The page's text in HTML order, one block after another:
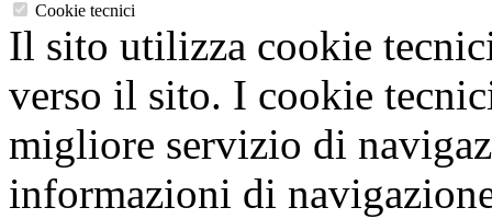
Cookie tecnici
Il sito utilizza cookie
verso il sito. I cookie
migliore servizio di
informazioni di